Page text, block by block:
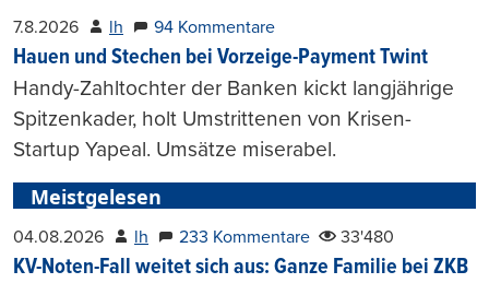
7.8.2026 lh 94 Kommentare
Hauen und Stechen bei Vorzeige-Payment Twint
Handy-Zahltochter der Banken kickt langjährige
Spitzenkader, holt Umstrittenen von Krisen-
Startup Yapeal. Umsätze miserabel.
Meistgelesen
04.08.2026 lh 233 Kommentare 33'480
KV-Noten-Fall weitet sich aus: Ganze Familie bei ZKB